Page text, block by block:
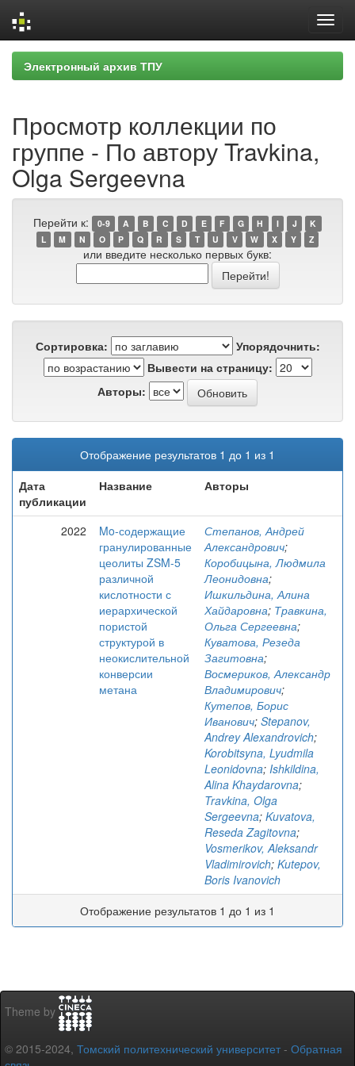
Skip
navigation
Электронный архив ТПУ
Просмотр коллекции по
группе - По автору Travkina,
Olga Sergeevna
Перейти к: 0-9 A B C D E F G H I J
K
L
M N O P Q R S T U V W X Y Z
или введите несколько первых букв:
Сортировка:
Упорядочнить:
Вывести на страницу:
Авторы:
Отображение результатов 1 до 1 из 1
Дата
публикации
Название Авторы
2022
Mo-содержащие
гранулированные
цеолиты ZSM-5
различной
кислотности с
иерархической
пористой
структурой в
неокислительной
конверсии
метана
Степанов, Андрей
Александрович;
Коробицына, Людмила
Леонидовна;
Ишкильдина, Алина
Хайдаровна; Травкина,
Ольга Сергеевна;
Куватова, Резеда
Загитовна;
Восмериков, Александр
Владимирович;
Кутепов, Борис
Иванович; Stepanov,
Andrey Alexandrovich;
Korobitsyna, Lyudmila
Leonidovna; Ishkildina,
Alina Khaydarovna;
Travkina, Olga
Sergeevna; Kuvatova,
Reseda Zagitovna;
Vosmerikov, Aleksandr
Vladimirovich; Kutepov,
Boris Ivanovich
Отображение результатов 1 до 1 из 1
Theme by
© 2015-2024, Томский политехнический университет - Обратная